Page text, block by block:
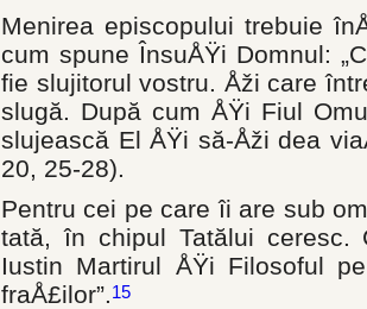
Menirea episcopului trebuie
cum spune ÎnsuÅŸi Domnul:
fie slujitorul vostru. Åži care
slugă. După cum ÅŸi Fiul
slujească El ÅŸi să-Åži dea
20, 25-28).
Pentru cei pe care îi are sub
tată, în chipul Tatălui ceresc.
Iustin Martirul ÅŸi Filosoful
fraÅ£ilor”.15